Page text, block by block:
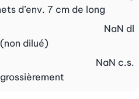
d’env. 7 cm de long
(non dilué)
NaN dl
NaN c.s.